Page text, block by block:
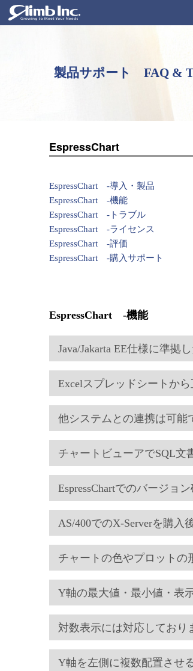
製品サポート FAQ &
EspressChart
EspressChart -導入・製品
EspressChart -機能
EspressChart -トラブル
EspressChart -ライセンス
EspressChart -評価
EspressChart -購入サポート
EspressChart -機能
Java/Jakarta EE仕様に準拠
Excelスプレッドシートか
他システムとの連携は可能
チャートビューアでSQL文
EspressChartでのバージョ
AS/400でのX-Serverを購入
チャートの色やプロットの
Y軸の最大値・最小値・表
対数表示には対応しており
Y軸を左側に複数配置させ